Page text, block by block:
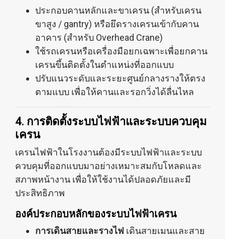
ประกอบคานหลักและขาเครน (สำหรับเครน
ขาสูง / gantry) หรือยึดรางเครนเข้ากับคาน
อาคาร (สำหรับ Overhead Crane)
ใช้รถเครนหรือเครื่องมือยกเฉพาะเพื่อยกคาน
เครนขึ้นติดตั้งในตำแหน่งที่ออกแบบ
ปรับแนวระดับและระยะศูนย์กลางรางให้ตรง
ตามแบบ เพื่อให้คานและรอกวิ่งได้ลื่นไหล
4. การติดตั้งระบบไฟฟ้าและระบบควบคุม
เครน
เครนไฟฟ้าในโรงงานต้องมีระบบไฟฟ้าและระบบ
ควบคุมที่ออกแบบมาอย่างเหมาะสมกับโหลดและ
สภาพหน้างาน เพื่อให้ใช้งานได้ปลอดภัยและมี
ประสิทธิภาพ
องค์ประกอบหลักของระบบไฟฟ้าเครน
การเดินสายและรางไฟ เดินสายเมนและสาย